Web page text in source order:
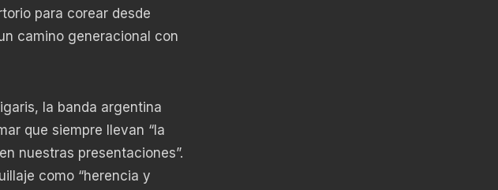
para corear desde
camino generacional con
la banda argentina
que siempre llevan “la
nuestras presentaciones”.
como “herencia y